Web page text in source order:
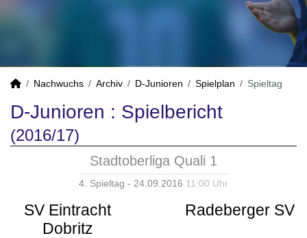
Nachwuchs Archiv D-Junioren Spielplan Spieltag
D-Junioren : Spielbericht
(2016/17)
Stadtoberliga Quali 1
4. Spieltag - 24.09.2016 11:00 Uhr
SV Eintracht
Dobritz
Radeberger SV